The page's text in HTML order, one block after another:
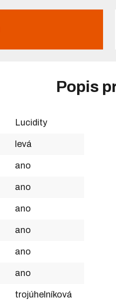
Popis
Lucidity
levá
ano
ano
ano
ano
ano
ano
trojúhelníková